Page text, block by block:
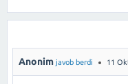
Anonim javob berdi 11